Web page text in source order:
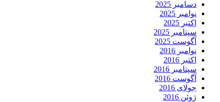
دسامبر 2025
نوامبر 2025
اکتبر 2025
سپتامبر 2025
آگوست 2025
نوامبر 2016
اکتبر 2016
سپتامبر 2016
آگوست 2016
جولای 2016
ژوئن 2016